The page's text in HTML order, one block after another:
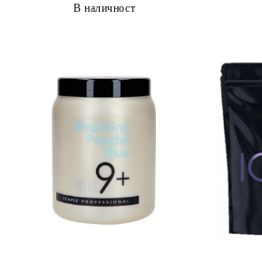
В наличност